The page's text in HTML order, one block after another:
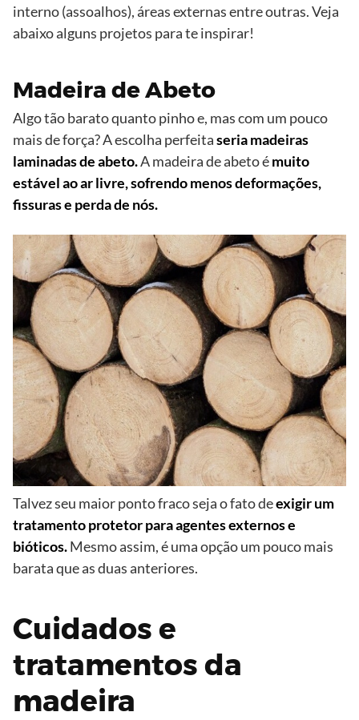
interno (assoalhos), áreas externas entre outras. Veja
abaixo alguns projetos para te inspirar!
Madeira de Abeto
Algo tão barato quanto pinho e, mas com um pouco
mais de força? A escolha perfeitaseria madeiras
laminadas de abeto.A madeira de abeto émuito
estável ao ar livre, sofrendo menos deformações,
fissuras e perda de nós.
Talvez seu maior ponto fraco seja o fato deexigir um
tratamento protetor para agentes externos e
bióticos.Mesmo assim, é uma opção um pouco mais
barata que as duas anteriores.
Cuidados e
tratamentos da
madeira